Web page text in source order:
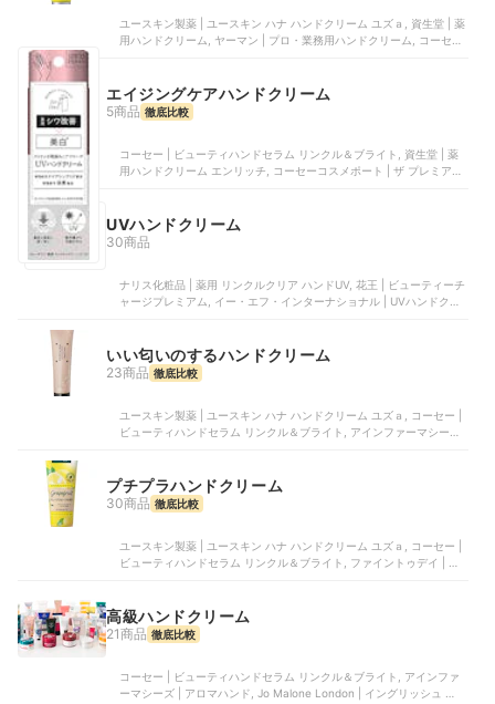
ユースキン製薬 | ユースキン ハナ ハンドクリーム ユズａ, 資生堂 | 薬
用ハンドクリーム, ヤーマン | プロ・業務用ハンドクリーム, コーセー
エイジングケアハンドクリーム
5商品 徹底比較
コーセー | ビューティハンドセラム リンクル＆ブライト, 資生堂 | 薬
用ハンドクリーム エンリッチ, コーセーコスメポート | ザ プレミアム
UVハンドクリーム
30商品
ナリス化粧品 | 薬用 リンクルクリア ハンドUV, 花王 | ビューティーチ
ャージプレミアム, イー・エフ・インターナショナル | UVハンドクリ
いい匂いのするハンドクリーム
23商品 徹底比較
ユースキン製薬 | ユースキン ハナ ハンドクリーム ユズａ, コーセー |
ビューティハンドセラム リンクル＆ブライト, アインファーマシーズ |
ン・インク | ローズゴールド ハンドクリーム
プチプラハンドクリーム
30商品 徹底比較
ユースキン製薬 | ユースキン ハナ ハンドクリーム ユズａ, コーセー |
ビューティハンドセラム リンクル＆ブライト, ファイントゥデイ | 尿
高級ハンドクリーム
21商品 徹底比較
コーセー | ビューティハンドセラム リンクル＆ブライト, アインファ
ーマシーズ | アロマハンド, Jo Malone London | イングリッシュ ペア